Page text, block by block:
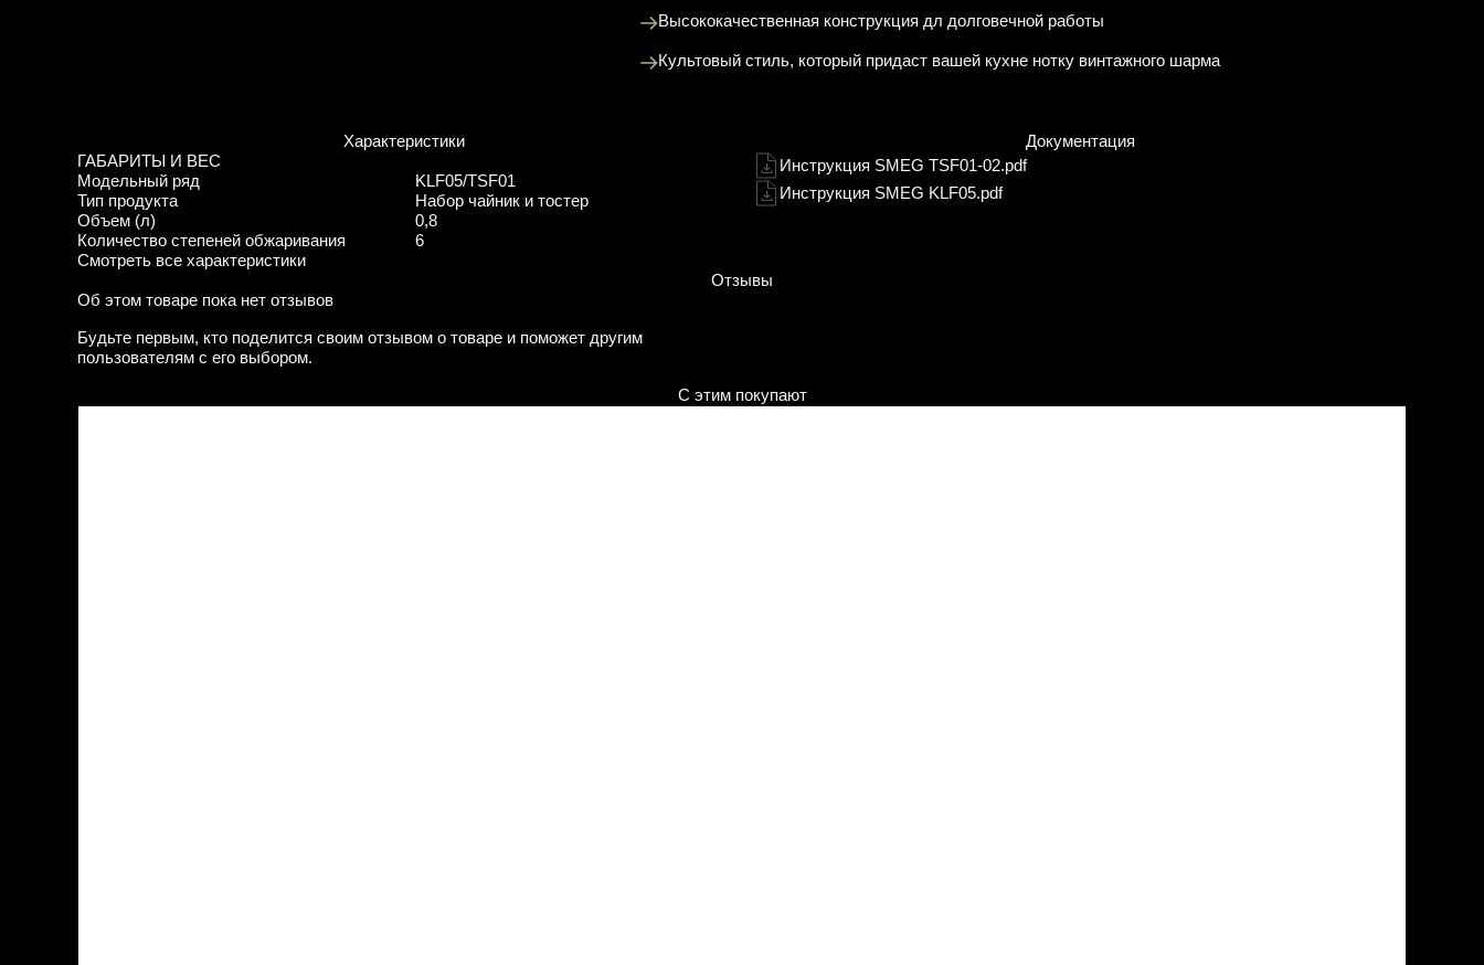
Высококачественная конструкция дл долговечной работы
Культовый стиль, который придаст вашей кухне нотку винтажного шарма
Характеристики
ГАБАРИТЫ И ВЕС
Модельный ряд
KLF05/TSF01
Тип продукта
Набор чайник и тостер
Объем (л)
0,8
Количество степеней обжаривания
6
Смотреть все характеристики
Документация
Инструкция SMEG TSF01-02.pdf
Инструкция SMEG KLF05.pdf
Отзывы
Об этом товаре пока нет отзывов
Будьте первым, кто поделится своим отзывом о товаре и поможет другим
пользователям с его выбором.
С этим покупают